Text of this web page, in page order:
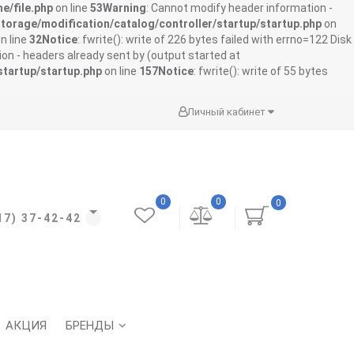
file.php on line 53Warning: Cannot modify header information -
modification/catalog/controller/startup/startup.php on
line 32Notice: fwrite(): write of 226 bytes failed with errno=122 Disk
- headers already sent by (output started at
startup.php on line 157Notice: fwrite(): write of 55 bytes
Личный кабинет
37-42-42
0
0
0
АКЦИЯ БРЕНДЫ